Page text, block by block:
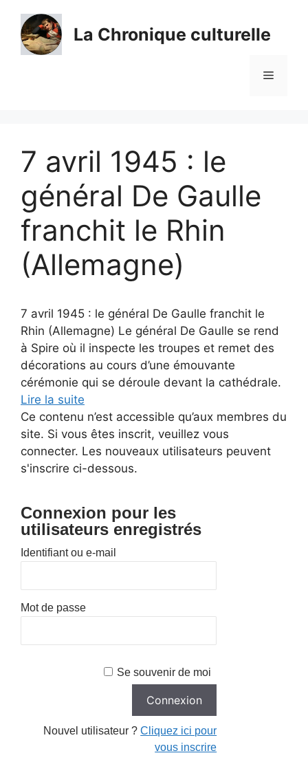
contenu
La Chronique culturelle
Menu
7 avril 1945 : le
général De Gaulle
franchit le Rhin
(Allemagne)
7 avril 1945 : le général De Gaulle franchit le
Rhin (Allemagne) Le général De Gaulle se rend
à Spire où il inspecte les troupes et remet des
décorations au cours d’une émouvante
cérémonie qui se déroule devant la cathédrale.
Lire la suite
Ce contenu n’est accessible qu’aux membres du
site. Si vous êtes inscrit, veuillez vous
connecter. Les nouveaux utilisateurs peuvent
s'inscrire ci-dessous.
Connexion pour les
utilisateurs enregistrés
Identifiant ou e-mail
Mot de passe
Se souvenir de moi
Nouvel utilisateur ?Cliquez ici pour
vous inscrire